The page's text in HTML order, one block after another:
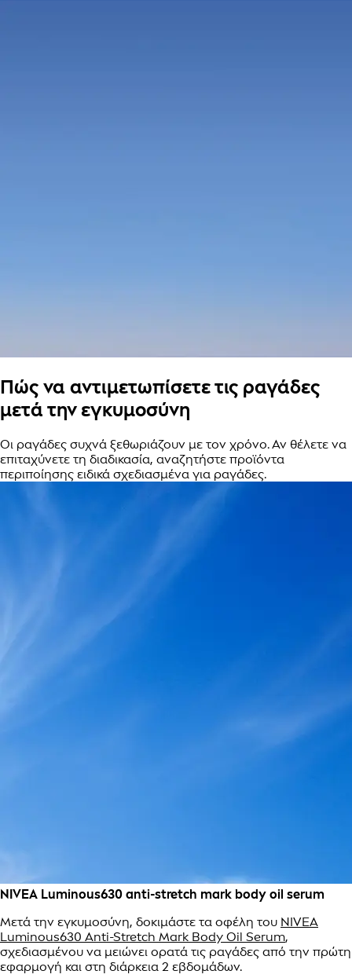
Πώς να αντιμετωπίσετε τις ραγάδες
μετά την εγκυμοσύνη
Οι ραγάδες συχνά ξεθωριάζουν με τον χρόνο. Αν θέλετε να
επιταχύνετε τη διαδικασία, αναζητήστε προϊόντα
περιποίησης ειδικά σχεδιασμένα για ραγάδες.
NIVEA Luminous630 anti-stretch mark body oil serum
Μετά την εγκυμοσύνη, δοκιμάστε τα οφέλη του NIVEA
Luminous630 Anti-Stretch Mark Body Oil Serum,
σχεδιασμένου να μειώνει ορατά τις ραγάδες από την πρώτη
εφαρμογή και στη διάρκεια 2 εβδομάδων.